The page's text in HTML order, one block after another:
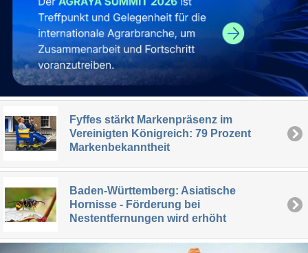
Fyffes stärkt Markenpräsenz im
Vereinigten Königreich: 79 Prozent
Markenbekanntheit
Baden-Württemberg: Asiatische
Hornisse - Förderung bei
Nestentfernungen wird erhöht